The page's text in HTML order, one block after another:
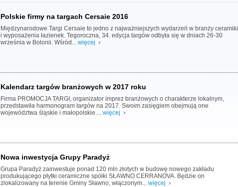
Polskie firmy na targach Cersaie 2016
Międzynarodowe Targi Cersaie to jedno z najważniejszych wydarzeń w branży ceramiki
i wyposażenia łazienek. Tegoroczna, 34. edycja targów odbyła się w dniach 26-30
września w Bolonii. Wśród... więcej
Kalendarz targów branżowych w 2017 roku
Firma PROMOCJA TARGI, organizator imprez branżowych o charakterze lokalnym,
przedstawiła harmonogram targów na 2017. Swoim zasięgiem obejmują one
województwa śląskie i małopolskie.... więcej
Nowa inwestycja Grupy Paradyż
Grupa Paradyż zainwestuje ponad 120 mln złotych w budowę nowego zakładu
produkującego płytki ceramiczne spółki SŁAWNO CERRANOVA. Będzie on
zlokalizowany na terenie Gminy Sławno, włączonym... więcej